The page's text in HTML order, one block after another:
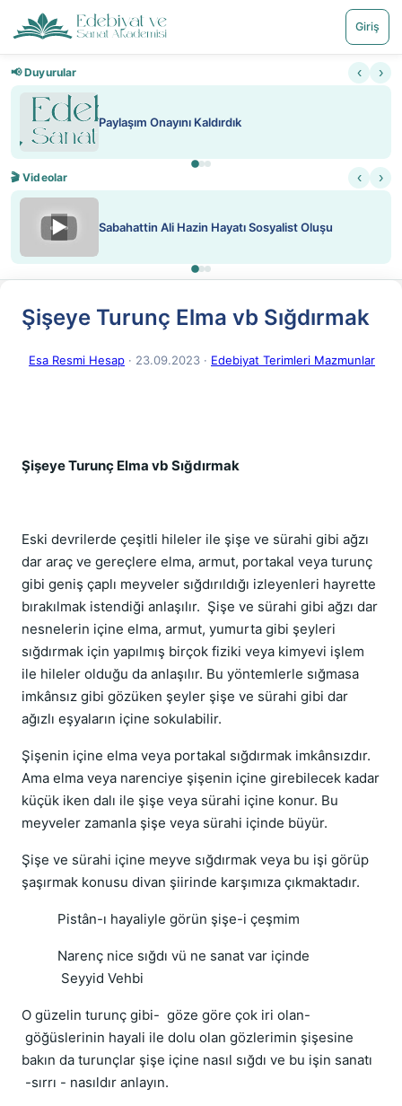
Giriş
📢 Duyurular ‹ ›
Paylaşım Onayını Kaldırdık
🎬 Videolar ‹ ›
▶ Sabahattin Ali Hazin Hayatı Sosyalist Oluşu
Şişeye Turunç Elma vb Sığdırmak
Esa Resmi Hesap · 23.09.2023 · Edebiyat Terimleri Mazmunlar
Şişeye Turunç Elma vb Sığdırmak
Eski devrilerde çeşitli hileler ile şişe ve sürahi gibi ağzı
dar araç ve gereçlere elma, armut, portakal veya turunç
gibi geniş çaplı meyveler sığdırıldığı izleyenleri hayrette
bırakılmak istendiği anlaşılır. Şişe ve sürahi gibi ağzı dar
nesnelerin içine elma, armut, yumurta gibi şeyleri
sığdırmak için yapılmış birçok fiziki veya kimyevi işlem
ile hileler olduğu da anlaşılır. Bu yöntemlerle sığmasa
imkânsız gibi gözüken şeyler şişe ve sürahi gibi dar
ağızlı eşyaların içine sokulabilir.
Şişenin içine elma veya portakal sığdırmak imkânsızdır.
Ama elma veya narenciye şişenin içine girebilecek kadar
küçük iken dalı ile şişe veya sürahi içine konur. Bu
meyveler zamanla şişe veya sürahi içinde büyür.
Şişe ve sürahi içine meyve sığdırmak veya bu işi görüp
şaşırmak konusu divan şiirinde karşımıza çıkmaktadır.
Pistân-ı hayaliyle görün şişe-i çeşmim
Narenç nice sığdı vü ne sanat var içinde
Seyyid Vehbi
O güzelin turunç gibi- göze göre çok iri olan-
göğüslerinin hayali ile dolu olan gözlerimin şişesine
bakın da turunçlar şişe içine nasıl sığdı ve bu işin sanatı
-sırrı - nasıldır anlayın.